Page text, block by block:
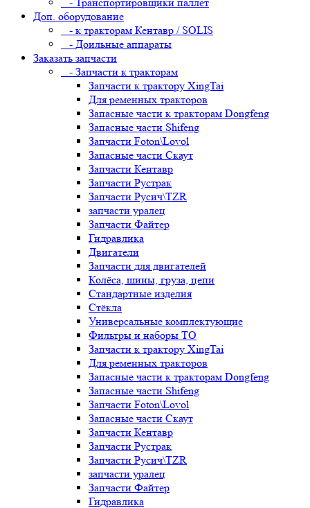
Доп. оборудование
- к тракторам Кентавр / SOLIS
- Доильные аппараты
Заказать запчасти
- Запчасти к тракторам
Запчасти к трактору XingTai
Для ременных тракторов
Запасные части к тракторам Dongfeng
Запасные части Shifeng
Запчасти Foton\Lovol
Запасные части Скаут
Запчасти Кентавр
Запчасти Рустрак
Запчасти Русич\TZR
запчасти уралец
Запчасти Файтер
Гидравлика
Двигатели
Запчасти для двигателей
Колёса, шины, груза, цепи
Стандартные изделия
Стёкла
Универсальные комплектующие
Фильтры и наборы ТО
Запчасти к трактору XingTai
Для ременных тракторов
Запасные части к тракторам Dongfeng
Запасные части Shifeng
Запчасти Foton\Lovol
Запасные части Скаут
Запчасти Кентавр
Запчасти Рустрак
Запчасти Русич\TZR
запчасти уралец
Запчасти Файтер
Гидравлика